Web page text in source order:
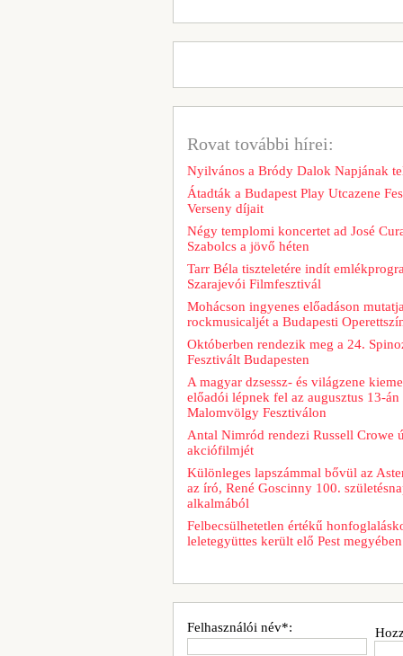
Rovat további hírei:
Nyilvános a Bródy Dalok Napjának
Átadták a Budapest Play Utcazene
Verseny díjait
Négy templomi koncertet ad José
Szabolcs a jövő héten
Tarr Béla tiszteletére indít
Szarajevói Filmfesztivál
Mohácson ingyenes előadáson
rockmusicaljét a Budapesti
Októberben rendezik meg a 24.
Fesztivált Budapesten
A magyar dzsessz- és világzene
előadói lépnek fel az augusztus 13-án
Malomvölgy Fesztiválon
Antal Nimród rendezi Russell Crowe
akciófilmjét
Különleges lapszámmal bővül az
az író, René Goscinny 100.
alkalmából
Felbecsülhetetlen értékű
leletegyüttes került elő Pest megyében
Felhasználói név*: